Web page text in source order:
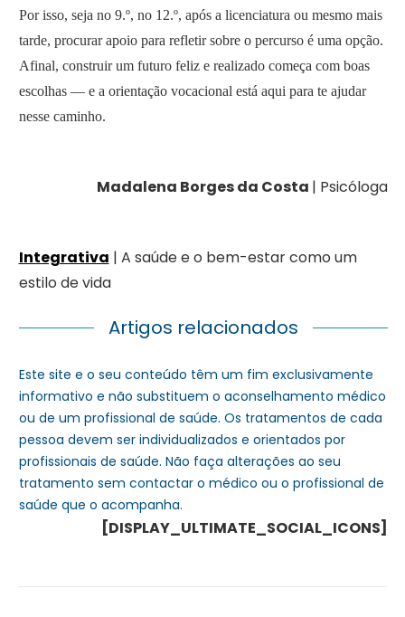
Por isso, seja no 9.º, no 12.º, após a licenciatura ou mesmo mais
tarde, procurar apoio para refletir sobre o percurso é uma opção.
Afinal, construir um futuro feliz e realizado começa com boas
escolhas — e a orientação vocacional está aqui para te ajudar
nesse caminho.
Madalena Borges da Costa | Psicóloga
Integrativa | A saúde e o bem-estar como um
estilo de vida
Artigos relacionados
Este site e o seu conteúdo têm um fim exclusivamente
informativo e não substituem o aconselhamento médico
ou de um profissional de saúde. Os tratamentos de cada
pessoa devem ser individualizados e orientados por
profissionais de saúde. Não faça alterações ao seu
tratamento sem contactar o médico ou o profissional de
saúde que o acompanha.
[DISPLAY_ULTIMATE_SOCIAL_ICONS]